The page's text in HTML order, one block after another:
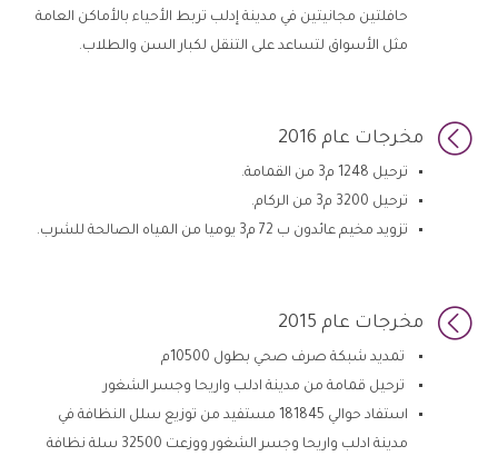
حافلتين مجانيتين في مدينة إدلب تربط الأحياء بالأماكن العامة
مثل الأسواق لتساعد على التنقل لكبار السن والطلاب.
 مخرجات عام 2016
ترحيل 1248 م3 من القمامة.
ترحيل 3200 م3 من الركام.
تزويد مخيم عائدون ب 72 م3 يوميا من المياه الصالحة للشرب.
 مخرجات عام 2015
تمديد شبكة صرف صحي بطول 10500م
ترحيل قمامة من مدينة ادلب واريحا وجسر الشغور
استفاد حوالي 181845 مستفيد من توزيع سلل النظافة في
مدينة ادلب واريحا وجسر الشغور ووزعت 32500 سلة نظافة